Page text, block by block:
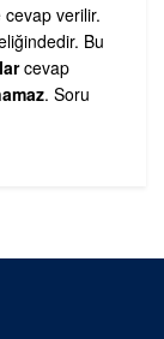
cevap verilir.
Bu
cevap
. Soru